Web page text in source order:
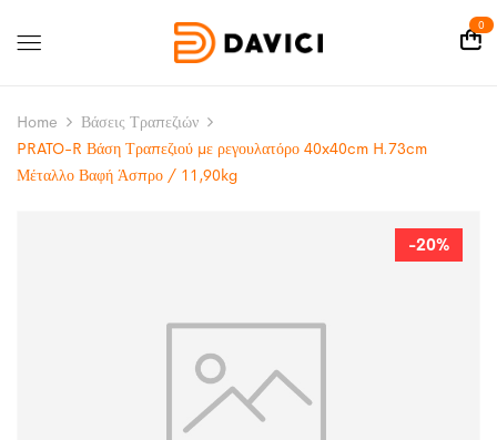
0
Home
Βάσεις Τραπεζιών
PRATO-R Βάση Τραπεζιού με ρεγουλατόρο 40x40cm H.73cm
Μέταλλο Βαφή Άσπρο / 11,90kg
-20%